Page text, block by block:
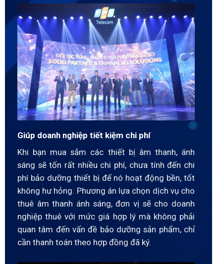
Giúp doanh nghiệp tiết kiệm chi phí
Khi bạn mua sắm các thiết bị âm thanh, ánh
sáng sẽ tốn rất nhiều chi phí, chưa tính đến chi
phí bảo dưỡng thiết bị để nó hoạt động bền, tốt
không hư hỏng. Phương án lựa chọn dịch vụ cho
thuê âm thanh ánh sáng, đơn vị sẽ cho doanh
nghiệp thuê với mức giá hợp lý mà không phải
quan tâm đến vấn đề bảo dưỡng sản phẩm, chỉ
cần thanh toán theo hợp đồng đã ký.